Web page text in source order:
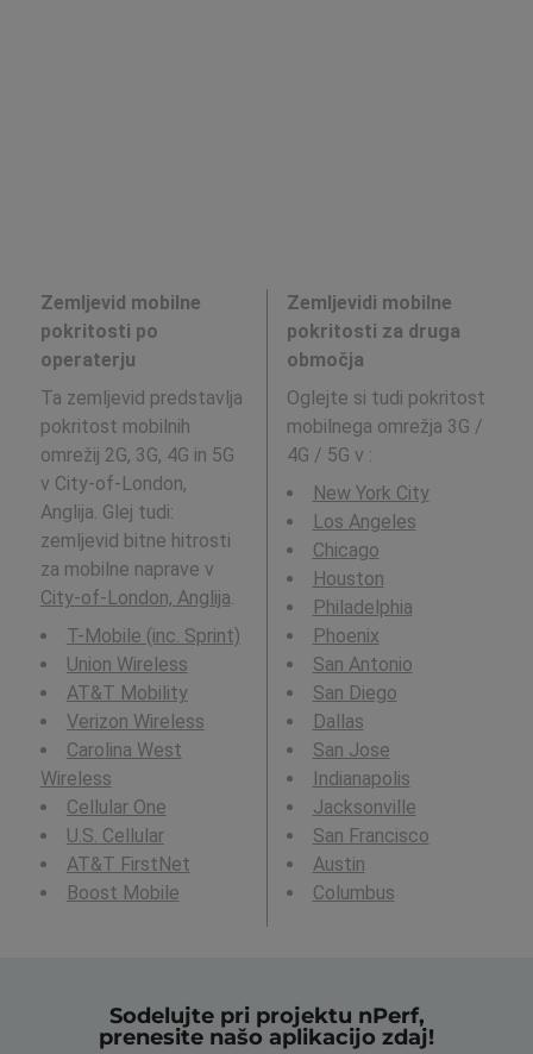
Zemljevid mobilne
pokritosti po
operaterju
Ta zemljevid predstavlja
pokritost mobilnih
omrežij 2G, 3G, 4G in 5G
v City-of-London,
Anglija. Glej tudi:
zemljevid bitne hitrosti
za mobilne naprave v
City-of-London, Anglija.
T-Mobile (inc. Sprint)
Union Wireless
AT&T Mobility
Verizon Wireless
Carolina West
Wireless
Cellular One
U.S. Cellular
AT&T FirstNet
Boost Mobile
Zemljevidi mobilne
pokritosti za druga
območja
Oglejte si tudi pokritost
mobilnega omrežja 3G /
4G / 5G v :
New York City
Los Angeles
Chicago
Houston
Philadelphia
Phoenix
San Antonio
San Diego
Dallas
San Jose
Indianapolis
Jacksonville
San Francisco
Austin
Columbus
Sodelujte pri projektu nPerf,
prenesite našo aplikacijo zdaj!